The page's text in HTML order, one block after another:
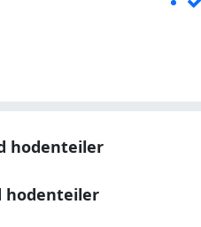
hodenteiler
hodenteiler